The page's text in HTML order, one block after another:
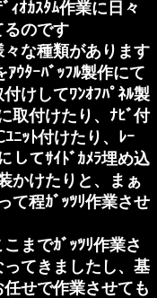
ｨｵｶｽﾀﾑ作業に日々
のです
々な種類があります
ｱｳﾀｰﾊﾞｯﾌﾙ製作にて
けしてﾜﾝｵﾌﾊﾟﾈﾙ製
取付けたり、ﾅﾋﾞ付
ﾆｯﾄ付けたり、ﾚｰ
してｻｲﾄﾞｶﾒﾗ埋め込
かけたりと、まぁ
て程ｶﾞｯﾂﾘ作業させ
までｶﾞｯﾂﾘ作業さ
てきましたし、基
せで作業させても